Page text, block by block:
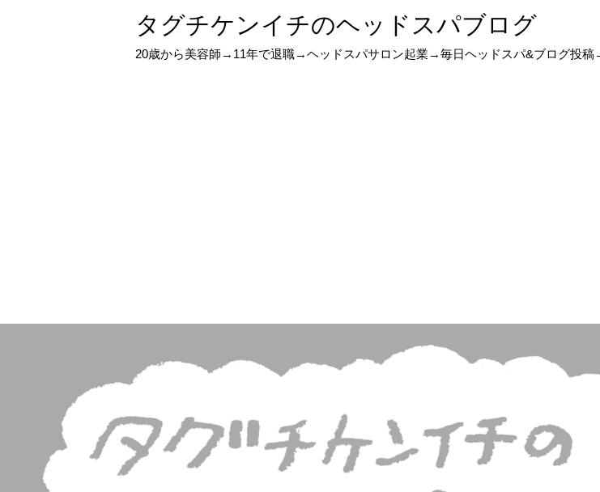
タグチケンイチのヘッドスパブログ
20歳から美容師→11年で退職→ヘッドスパサロン起業→毎日ヘッドスパ&ブログ投稿